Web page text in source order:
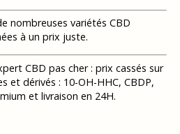
nombreuses variétés CBD
à un prix juste.
CBD pas cher : prix cassés sur
et dérivés : 10-OH-HHC, CBDP,
et livraison en 24H.